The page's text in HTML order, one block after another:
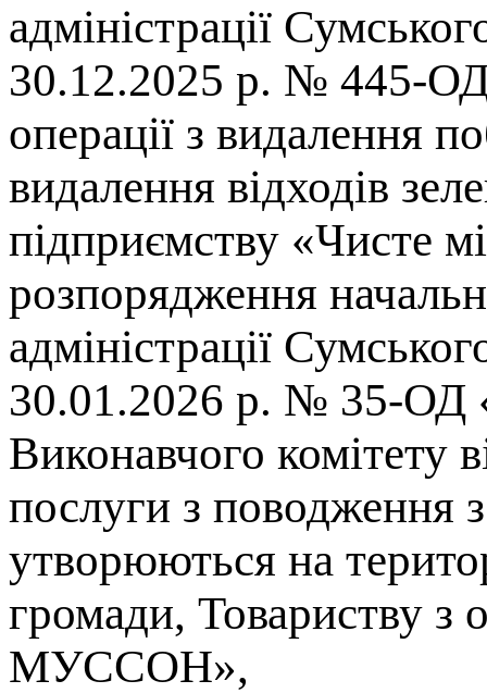
адміністрації
30.12.2025 р. № 445-ОД
операції з видалення
видалення відходів
підприємству «Чисте
розпорядження
адміністрації
30.01.2026 р. № 35-ОД
Виконавчого
послуги з поводження
утворюються на
громади, Товариству з
МУССОН»,